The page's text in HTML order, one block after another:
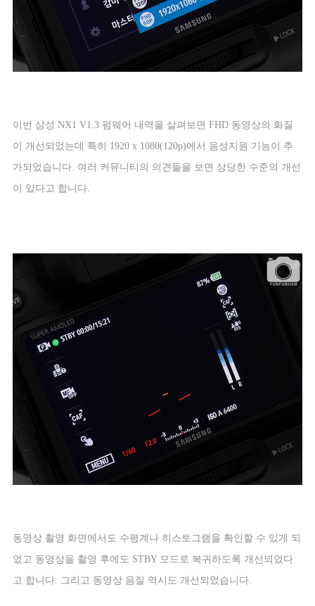
이번 삼성 NX1 V1.3 펌웨어 내역을 살펴보면 FHD 동영상의 화질
이 개선되었는데 특히 1920 x 1080(120p)에서 음성지원 기능이 추
가되었습니다 여러 커뮤니티의 의견들을 보면 상당한 수준의 개선
이 있다고 합니다
동영상 촬영 화면에서도 수평계나 히스토그램을 확인할 수 있게 되
었고 동영상을 촬영 후에도 STBY 모드로 복귀하도록 개선되었다
고 합니다. 그리고 동영상 음질 역시도 개선되었습니다.